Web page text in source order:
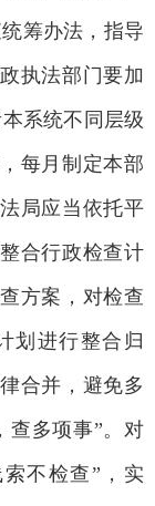
筹办法，指导
执法部门要加
系统不同层级
每月制定本部
局应当依托平
合行政检查计
方案，对检查
划进行整合归
合并，避免多
查多项事”。对
不检查”，实